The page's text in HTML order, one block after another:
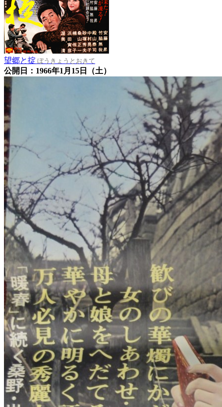
望郷と掟 ぼうきょうとおきて
公開日：1966年1月15日（土）